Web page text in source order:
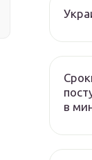
в